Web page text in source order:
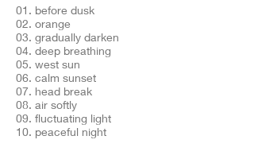
01. before dusk
02. orange
03. gradually darken
04. deep breathing
05. west sun
06. calm sunset
07. head break
08. air softly
09. fluctuating light
10. peaceful night